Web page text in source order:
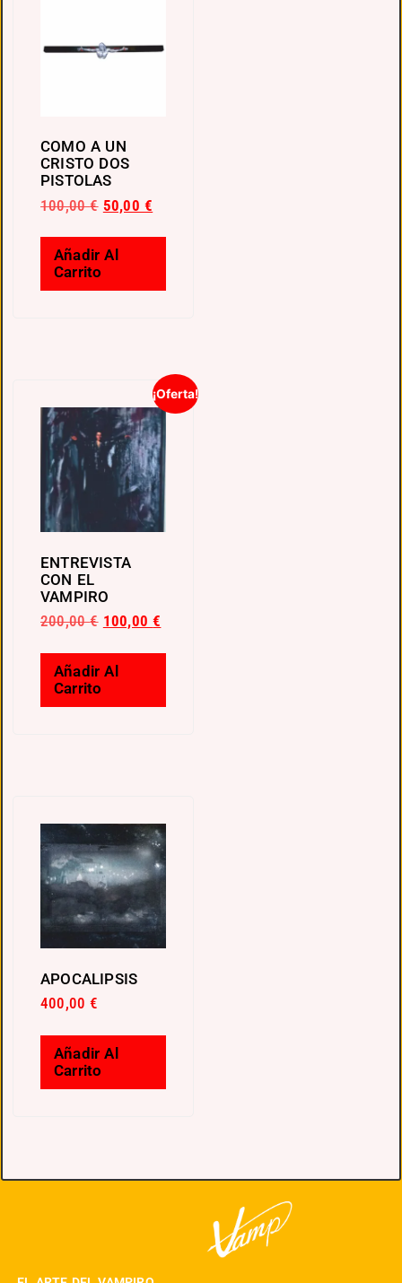
COMO A UN
CRISTO DOS
PISTOLAS
100,00€ 50,00€
Añadir Al
Carrito
¡Oferta!
ENTREVISTA
CON EL
VAMPIRO
200,00€ 100,00€
Añadir Al
Carrito
APOCALIPSIS
400,00€
Añadir Al
Carrito